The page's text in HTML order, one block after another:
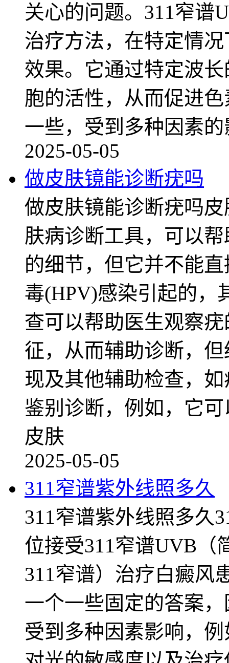
关心的问题。311窄谱
治疗方法，在特定情
效果。它通过特定波
胞的活性，从而促进
一些，受到多种因素
2025-05-05
做皮肤镜能诊断疣吗
做皮肤镜能诊断疣吗
肤病诊断工具，可以
的细节，但它并不能
毒(HPV)感染引起的，
查可以帮助医生观察
征，从而辅助诊断，
现及其他辅助检查，
鉴别诊断，例如，它
皮肤
2025-05-05
311窄谱紫外线照多久
311窄谱紫外线照多久
位接受311窄谱UVB（
311窄谱）治疗白癜风
一个一些固定的答案
受到多种因素影响，